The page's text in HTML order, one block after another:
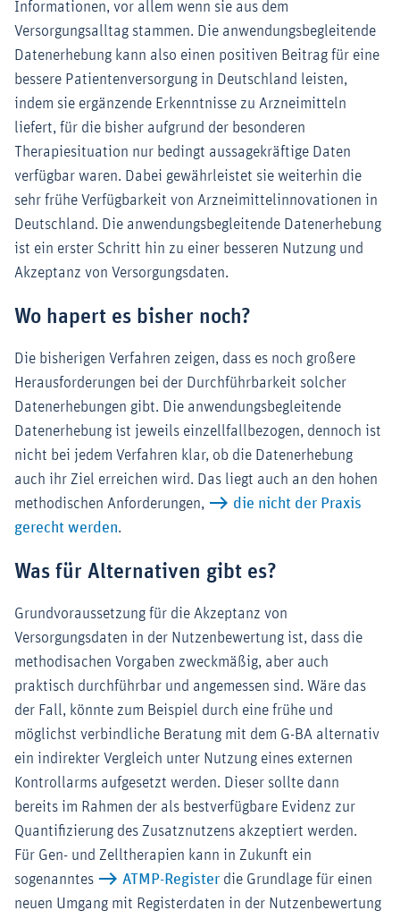
Informationen, vor allem wenn sie aus dem
Versorgungsalltag stammen. Die anwendungsbegleitende
Datenerhebung kann also einen positiven Beitrag für eine
bessere Patientenversorgung in Deutschland leisten,
indem sie ergänzende Erkenntnisse zu Arzneimitteln
liefert, für die bisher aufgrund der besonderen
Therapiesituation nur bedingt aussagekräftige Daten
verfügbar waren. Dabei gewährleistet sie weiterhin die
sehr frühe Verfügbarkeit von Arzneimittelinnovationen in
Deutschland. Die anwendungsbegleitende Datenerhebung
ist ein erster Schritt hin zu einer besseren Nutzung und
Akzeptanz von Versorgungsdaten.
Wo hapert es bisher noch?
Die bisherigen Verfahren zeigen, dass es noch großere
Herausforderungen bei der Durchführbarkeit solcher
Datenerhebungen gibt. Die anwendungsbegleitende
Datenerhebung ist jeweils einzellfallbezogen, dennoch ist
nicht bei jedem Verfahren klar, ob die Datenerhebung
auch ihr Ziel erreichen wird. Das liegt auch an den hohen
methodischen Anforderungen,
die nicht der Praxis
gerecht werden.
Was für Alternativen gibt es?
Grundvoraussetzung für die Akzeptanz von
Versorgungsdaten in der Nutzenbewertung ist, dass die
methodisachen Vorgaben zweckmäßig, aber auch
praktisch durchführbar und angemessen sind. Wäre das
der Fall, könnte zum Beispiel durch eine frühe und
möglichst verbindliche Beratung mit dem G-BA alternativ
ein indirekter Vergleich unter Nutzung eines externen
Kontrollarms aufgesetzt werden. Dieser sollte dann
bereits im Rahmen der als bestverfügbare Evidenz zur
Quantifizierung des Zusatznutzens akzeptiert werden.
Für Gen- und Zelltherapien kann in Zukunft ein
sogenanntes
ATMP-Register die Grundlage für einen
neuen Umgang mit Registerdaten in der Nutzenbewertung